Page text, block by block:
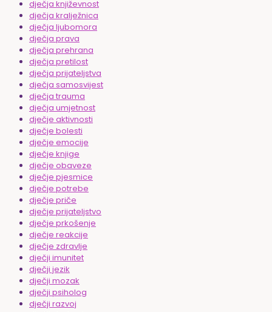
dječja književnost
dječja kralježnica
dječja ljubomora
dječja prava
dječja prehrana
dječja pretilost
dječja prijateljstva
dječja samosvijest
dječja trauma
dječja umjetnost
dječje aktivnosti
dječje bolesti
dječje emocije
dječje knjige
dječje obaveze
dječje pjesmice
dječje potrebe
dječje priče
dječje prijateljstvo
dječje prkošenje
dječje reakcije
dječje zdravlje
dječji imunitet
dječji jezik
dječji mozak
dječji psiholog
dječji razvoj